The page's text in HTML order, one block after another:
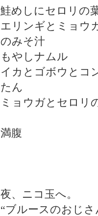
鮭めしにセロリの
エリンギとミョウ
のみそ汁
もやしナムル
イカとゴボウとコ
たん
ミョウガとセロリ
満腹
夜、ニコ玉へ。
“ブルースのおじ